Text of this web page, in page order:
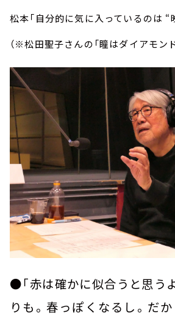
松本「自分的に気に入っているのは “
（※松田聖子さんの「瞳はダイアモン
●「赤は確かに似合うと思う
りも。春っぽくなるし。だ